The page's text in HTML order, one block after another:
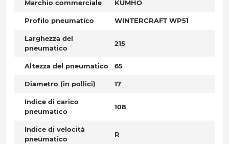
Marchio commerciale KUMHO
Profilo pneumatico WINTERCRAFT WP51
Larghezza del
pneumatico
215
Altezza del pneumatico 65
Diametro (in pollici) 17
Indice di carico
pneumatico
108
Indice di velocità
pneumatico
R